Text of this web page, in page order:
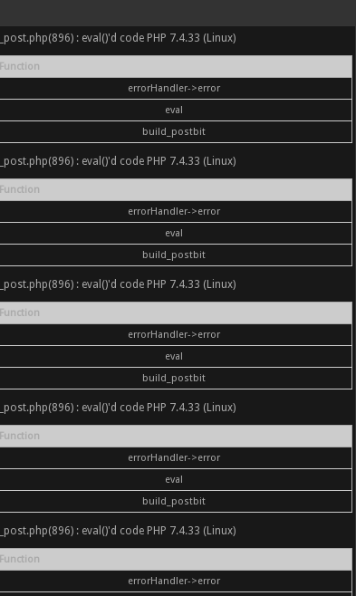
: eval()'d code PHP 7.4.33 (Linux)
Function
errorHandler->error
eval
build_postbit
: eval()'d code PHP 7.4.33 (Linux)
Function
errorHandler->error
eval
build_postbit
: eval()'d code PHP 7.4.33 (Linux)
Function
errorHandler->error
eval
build_postbit
: eval()'d code PHP 7.4.33 (Linux)
Function
errorHandler->error
eval
build_postbit
: eval()'d code PHP 7.4.33 (Linux)
Function
errorHandler->error